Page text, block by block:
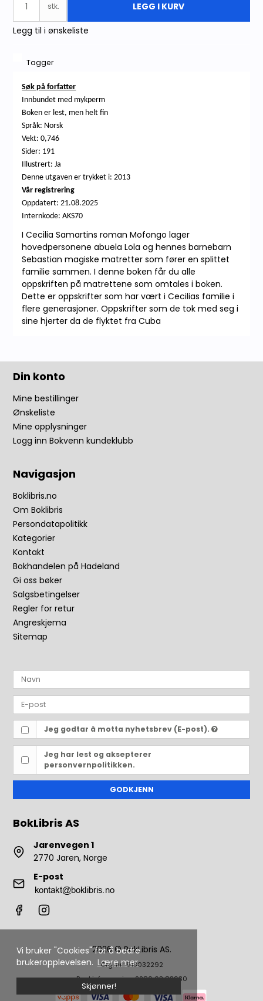
Vi bruker "Cookies" for å bedre
brukeropplevelsen. Lære mer.
Skjønner!
stk. LEGG I KURV
Legg til i ønskeliste
Tagger
Søk på forfatter
Innbundet med mykperm
Boken er lest, men helt fin
Språk: Norsk
Vekt: 0,746
Sider: 191
Illustrert: Ja
Denne utgaven er trykket i: 2013
Vår registrering
Oppdatert:21.08.2025
Internkode: AKS70
I Cecilia Samartins roman Mofongo lager
hovedpersonene abuela Lola og hennes barnebarn
Sebastian magiske matretter som fører en splittet
familie sammen. I denne boken får du alle
oppskriften på matrettene som omtales i boken.
Dette er oppskrifter som har vært i Cecilias familie i
flere generasjoner. Oppskrifter som de tok med seg i
sine hjerter da de flyktet fra Cuba
Din konto
Mine bestillinger
Ønskeliste
Mine opplysninger
Logg inn Bokvenn kundeklubb
Navigasjon
Boklibris.no
Om Boklibris
Persondatapolitikk
Kategorier
Kontakt
Bokhandelen på Hadeland
Gi oss bøker
Salgsbetingelser
Regler for retur
Angreskjema
Sitemap
Jeg godtar å motta nyhetsbrev (E-post).
Jeg har lest og aksepterer
personvernpolitikken.
GODKJENN
BokLibris AS
Jarenvegen 1
2770 Jaren, Norge
E-post
2026 © BokLibris AS.
Org. nr.: 913032292
Bankinformasjon: 2280 63 83930